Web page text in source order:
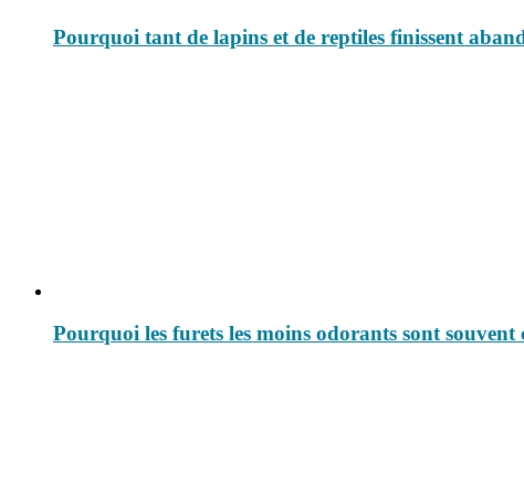
Pourquoi tant de lapins et de reptiles finissent
Pourquoi les furets les moins odorants sont